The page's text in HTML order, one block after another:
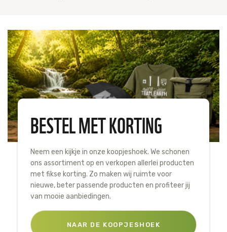
BESTEL MET KORTING
Neem een kijkje in onze koopjeshoek. We schonen
ons assortiment op en verkopen allerlei producten
met fikse korting. Zo maken wij ruimte voor
nieuwe, beter passende producten en profiteer jij
van mooie aanbiedingen.
NAAR DE KOOPJESHOEK
Olifant
Orang-oetan
Panda
Steur
Tijger
Walvis
IJsbeer
Zeeschildpad